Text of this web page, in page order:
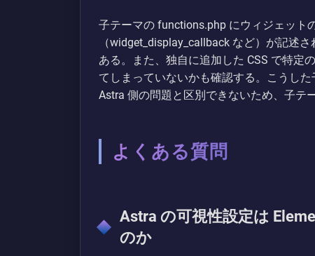
子テーマの functions.php にウィジェット
（widget_display_callback など）が記述
ある。また、独自に追加した CSS で特定
てしまっていないかも確認する。こうし
Astra 側の問題と区別できないため、子テ
よくある質問
Astra の可視性設定は
のか